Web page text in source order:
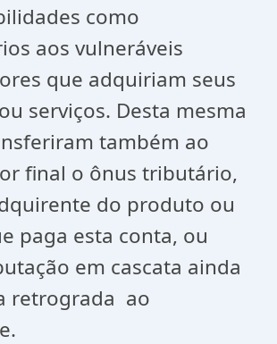
como
aos vulneráveis
que adquiriam seus
serviços. Desta mesma
também ao
final o ônus tributário,
do produto ou
paga esta conta, ou
em cascata ainda
retrograda ao